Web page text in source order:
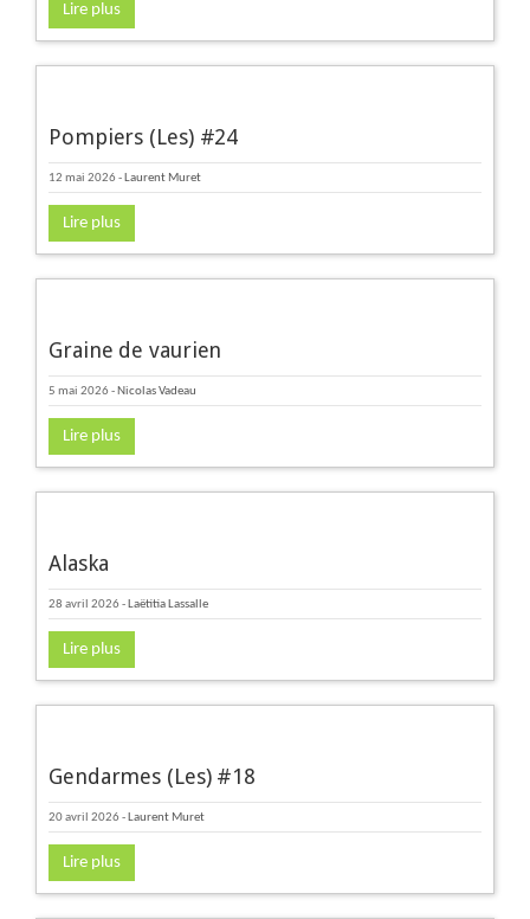
Lire plus
Pompiers (Les) #24
12 mai 2026 - Laurent Muret
Lire plus
Graine de vaurien
5 mai 2026 - Nicolas Vadeau
Lire plus
Alaska
28 avril 2026 - Laëtitia Lassalle
Lire plus
Gendarmes (Les) #18
20 avril 2026 - Laurent Muret
Lire plus